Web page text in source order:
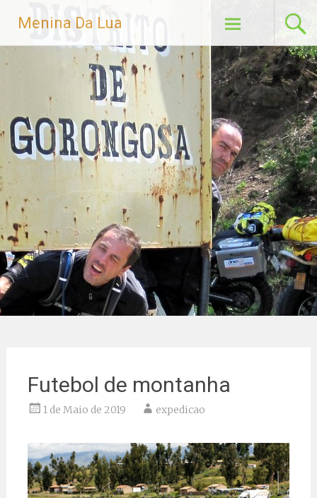
Menina Da Lua
Skip to content
Futebol de montanha
1 de Maio de 2019 expedicao